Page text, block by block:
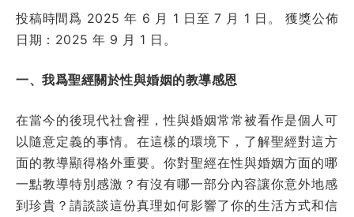
投稿時間爲 2025 年 6 月 1 日至 7 月 1 日。 獲獎公佈
日期：2025 年 9 月 1 日。
一、我爲聖經關於性與婚姻的教導感恩
在當今的後現代社會裡，性與婚姻常常被看作是個人可
以隨意定義的事情。在這樣的環境下，了解聖經對這方
面的教導顯得格外重要。你對聖經在性與婚姻方面的哪
一點教導特別感激？有沒有哪一部分內容讓你意外地感
到珍貴？請談談這份真理如何影響了你的生活方式和信